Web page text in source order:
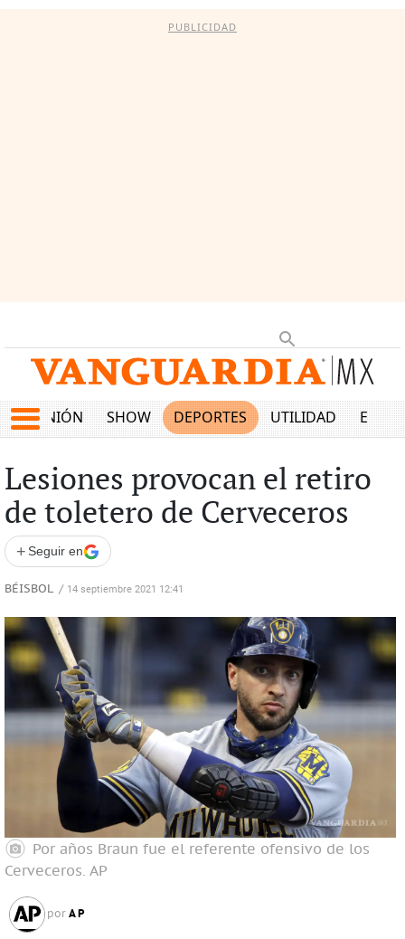
PUBLICIDAD
OPINIÓN SHOW DEPORTES UTILIDAD
Lesiones provocan el retiro
de toletero de Cerveceros
+ Seguir en
BÉISBOL / 14 septiembre 2021 12:41
Por años Braun fue el referente ofensivo de los
Cerveceros. AP
por AP